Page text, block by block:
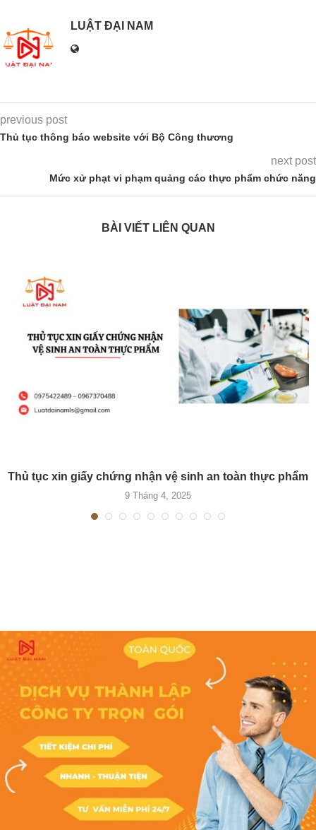
LUẬT ĐẠI NAM
previous post
Thủ tục thông báo website với Bộ Công thương
next post
Mức xử phạt vi phạm quảng cáo thực phẩm chức năng
BÀI VIẾT LIÊN QUAN
Thủ tục xin giấy chứng nhận vệ sinh an toàn thực phẩm
9 Tháng 4, 2025